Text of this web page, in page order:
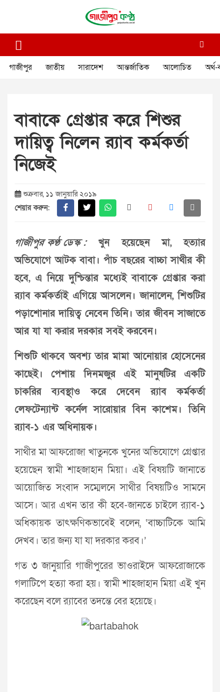
গাজীপুর কণ্ঠ
গাজীপুর জাতীয় সারাদেশ আন্তর্জাতিক আলোচিত অর্থ-
বাবাকে গ্রেপ্তার করে শিশুর
দায়িত্ব নিলেন র‌্যাব কর্মকর্তা
নিজেই
শুক্রবার, ১১ জানুয়ারি ২০১৯
শেয়ার করুন:
গাজীপুর কণ্ঠ ডেস্ক :খুন হয়েছেন মা, হত্যার
অভিযোগে আটক বাবা। পাঁচ বছরের বাচ্চা সাথীর কী
হবে, এ নিয়ে দুশ্চিন্তার মধ্যেই বাবাকে গ্রেপ্তার করা
র‌্যাব কর্মকর্তাই এগিয়ে আসলেন। জানালেন, শিশুটির
পড়াশোনার দায়িত্ব নেবেন তিনি। তার জীবন সাজাতে
আর যা যা করার দরকার সবই করবেন।
শিশুটি থাকবে অবশ্য তার মামা আনোয়ার হোসেনের
কাছেই। পেশায় দিনমজুর এই মানুষটির একটি
চাকরির ব্যবস্থাও করে দেবেন র‌্যাব কর্মকর্তা
লেফটেন্যান্ট কর্নেল সারোয়ার বিন কাশেম। তিনি
র‌্যাব-১ এর অধিনায়ক।
সাথীর মা আফরোজা খাতুনকে খুনের অভিযোগে গ্রেপ্তার
হয়েছেন স্বামী শাহজাহান মিয়া। এই বিষয়টি জানাতে
আয়োজিত সংবাদ সম্মেলনে সাথীর বিষয়টিও সামনে
আসে। আর এখন তার কী হবে-জানতে চাইলে র‌্যাব-১
অধিকায়ক তাৎক্ষণিকভাবেই বলেন, ‘বাচ্চাটিকে আমি
দেখব। তার জন্য যা যা দরকার করব।’
গত ৩ জানুয়ারি গাজীপুরের ভাওরাইদে আফরোজাকে
গলাটিপে হত্যা করা হয়। স্বামী শাহজাহান মিয়া এই খুন
করেছেন বলে র‌্যাবের তদন্তে বের হয়েছে।